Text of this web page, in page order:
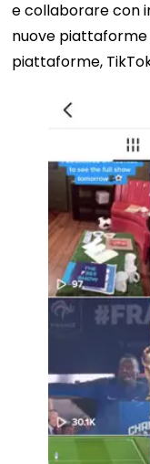
e collaborare con
nuove piattaforme
piattaforme,